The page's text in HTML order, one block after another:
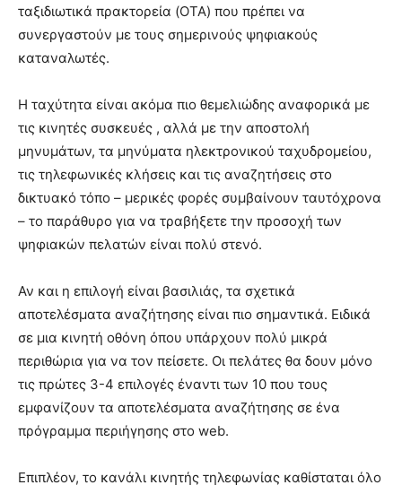
ταξιδιωτικά πρακτορεία (OTA) που πρέπει να
συνεργαστούν με τους σημερινούς ψηφιακούς
καταναλωτές.
Η ταχύτητα είναι ακόμα πιο θεμελιώδης αναφορικά με
τις κινητές συσκευές , αλλά με την αποστολή
μηνυμάτων, τα μηνύματα ηλεκτρονικού ταχυδρομείου,
τις τηλεφωνικές κλήσεις και τις αναζητήσεις στο
δικτυακό τόπο – μερικές φορές συμβαίνουν ταυτόχρονα
– το παράθυρο για να τραβήξετε την προσοχή των
ψηφιακών πελατών είναι πολύ στενό.
Αν και η επιλογή είναι βασιλιάς, τα σχετικά
αποτελέσματα αναζήτησης είναι πιο σημαντικά. Ειδικά
σε μια κινητή οθόνη όπου υπάρχουν πολύ μικρά
περιθώρια για να τον πείσετε. Οι πελάτες θα δουν μόνο
τις πρώτες 3-4 επιλογές έναντι των 10 που τους
εμφανίζουν τα αποτελέσματα αναζήτησης σε ένα
πρόγραμμα περιήγησης στο web.
Επιπλέον, το κανάλι κινητής τηλεφωνίας καθίσταται όλο